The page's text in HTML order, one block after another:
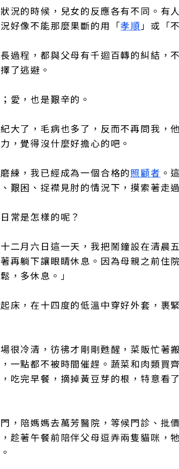
況的時候，兒女的反應各有不同。有
好像不能那麼果斷的用「孝順 」或「
過程，都與父母有千迴百轉的糾結，
了逃避。
愛，也是艱辛的。
大了，毛病也多了，反而不再問我，
，覺得沒什麼好擔心的吧。
練，我已經成為一個合格的照顧者 。
艱困、捉襟見肘的情況下，摸索著走
常是怎樣的呢？
二月六日這一天，我把鬧鐘設在清晨
再躺下讓眼睛休息。因為母親之前住
，多休息。」
床，在十四度的低溫中穿好外套，裹
很冷清，彷彿才剛剛甦醒，菜販忙著
一點都不被時間催趕。蔬菜和肉類買
吃完早餐，摘掉黃豆芽的根，特意看
，陪媽媽去萬芳醫院，等候門診、批
趁著午餐前陪伴父母逗弄兩隻貓咪，